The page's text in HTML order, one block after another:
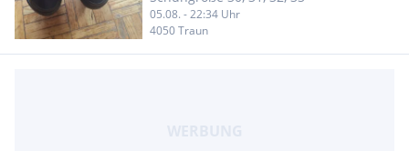
05.08. - 22:34 Uhr
4050 Traun